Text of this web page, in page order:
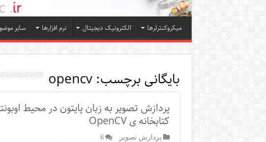
میکروکنترلرها الکترونیک دیجیتال نرم افزارها سایر
بایگانی برچسب:opencv
پردازش تصویر به زبان پایتون در محیط
کتابخانه ی OpenCV
پردازش تصویر 6